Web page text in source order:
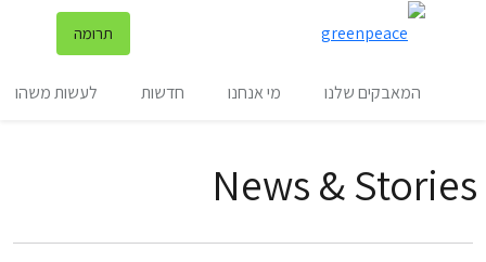
תרומה
המאבקים שלנו מי אנחנו חדשות לעשות משהו
News & Stories